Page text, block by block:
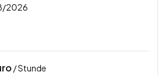
2026
/ Stunde